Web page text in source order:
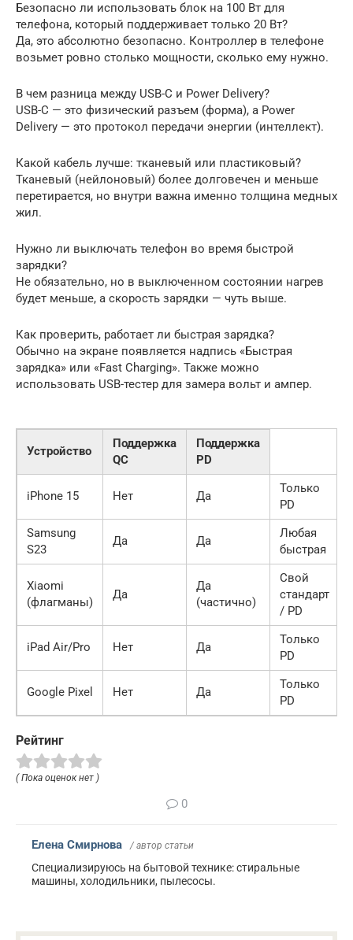
Безопасно ли использовать блок на 100 Вт для
телефона, который поддерживает только 20 Вт?
Да, это абсолютно безопасно. Контроллер в телефоне
возьмет ровно столько мощности, сколько ему нужно.
В чем разница между USB-C и Power Delivery?
USB-C — это физический разъем (форма), а Power
Delivery — это протокол передачи энергии (интеллект).
Какой кабель лучше: тканевый или пластиковый?
Тканевый (нейлоновый) более долговечен и меньше
перетирается, но внутри важна именно толщина медных
жил.
Нужно ли выключать телефон во время быстрой
зарядки?
Не обязательно, но в выключенном состоянии нагрев
будет меньше, а скорость зарядки — чуть выше.
Как проверить, работает ли быстрая зарядка?
Обычно на экране появляется надпись «Быстрая
зарядка» или «Fast Charging». Также можно
использовать USB-тестер для замера вольт и ампер.
Устройство
Поддержка
QC
Поддержка
PD
iPhone 15 Нет Да
Только
PD
Samsung
S23
Да Да
Любая
быстрая
Xiaomi
(флагманы)
Да
Да
(частично)
Свой
стандарт
/ PD
iPad Air/Pro Нет Да
Только
PD
Google Pixel Нет Да
Только
PD
Рейтинг
( Пока оценок нет )
0
Елена Смирнова / автор статьи
Специализируюсь на бытовой технике: стиральные
машины, холодильники, пылесосы.